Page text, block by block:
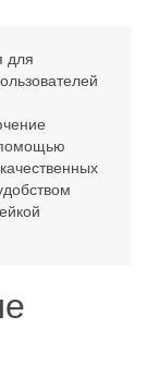
для
помощью